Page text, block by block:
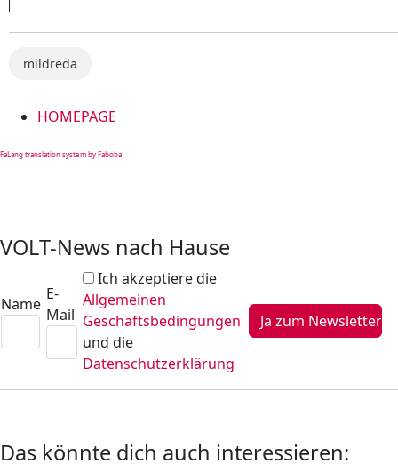
mildreda
HOMEPAGE
FaLang translation system by Faboba
VOLT-News nach Hause
Name
E-
Mail
Ich akzeptiere die
Allgemeinen
Geschäftsbedingungen
und die
Datenschutzerklärung
Das könnte dich auch interessieren: